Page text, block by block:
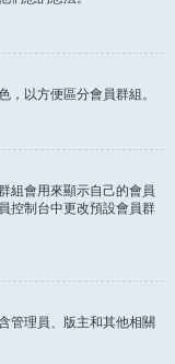
，以方便區分會員群組。
組會用來顯示自己的會員
控制台中更改預設會員群
管理員、版主和其他相關